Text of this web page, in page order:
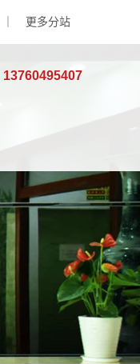
更多分站
13760495407